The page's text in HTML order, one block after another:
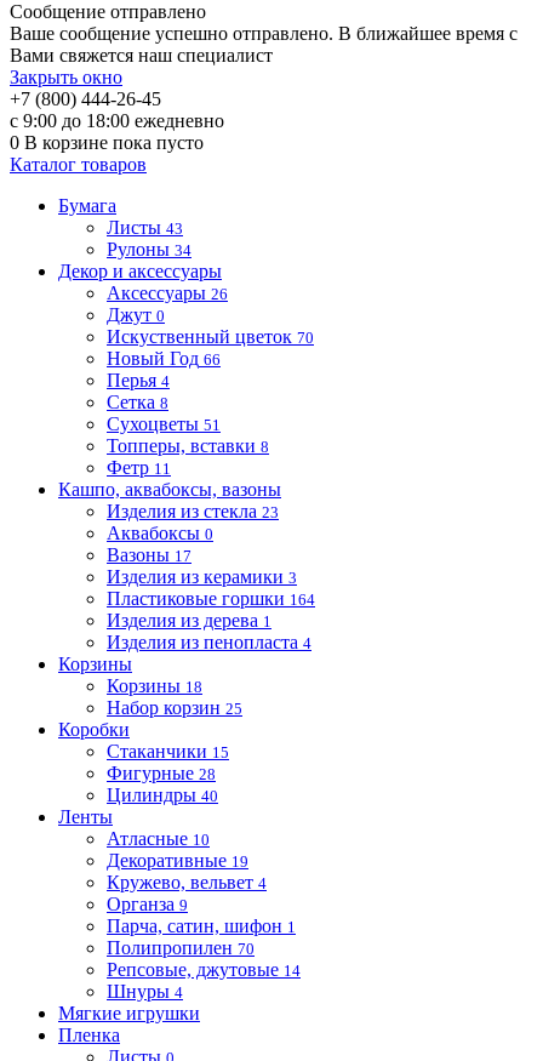
Сообщение отправлено
Ваше сообщение успешно отправлено. В ближайшее время с
Вами свяжется наш специалист
Закрыть окно
+7 (800) 444-26-45
с 9:00 до 18:00 ежедневно
0 В корзине пока пусто
Каталог товаров
Бумага
Листы 43
Рулоны 34
Декор и аксессуары
Аксессуары 26
Джут 0
Искуственный цветок 70
Новый Год 66
Перья 4
Сетка 8
Сухоцветы 51
Топперы, вставки 8
Фетр 11
Кашпо, аквабоксы, вазоны
Изделия из стекла 23
Аквабоксы 0
Вазоны 17
Изделия из керамики 3
Пластиковые горшки 164
Изделия из дерева 1
Изделия из пенопласта 4
Корзины
Корзины 18
Набор корзин 25
Коробки
Стаканчики 15
Фигурные 28
Цилиндры 40
Ленты
Атласные 10
Декоративные 19
Кружево, вельвет 4
Органза 9
Парча, сатин, шифон 1
Полипропилен 70
Репсовые, джутовые 14
Шнуры 4
Мягкие игрушки
Пленка
Листы